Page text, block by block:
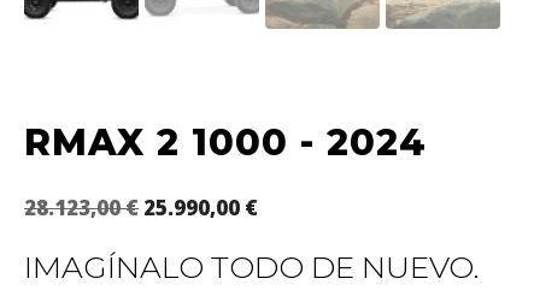
RMAX 2 1000 - 2024
28.123,00€ 25.990,00 €
IMAGÍNALO TODO DE NUEVO.